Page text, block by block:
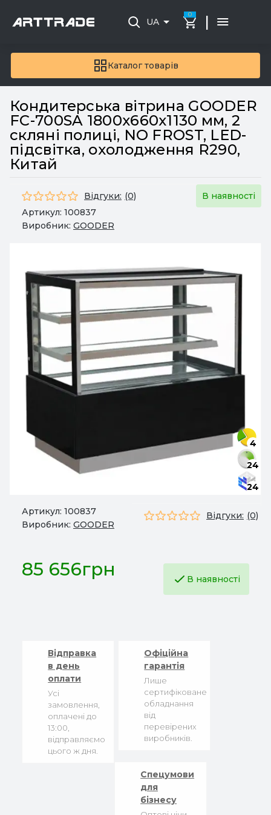
Каталог товарів
UA
0 |
Кондитерська вітрина GOODER
FC-700SA 1800х660х1130 мм, 2
скляні полиці, NO FROST, LED-
підсвітка, охолодження R290,
Китай
Відгуки: (0)
В наявності
Артикул: 100837
Виробник: GOODER
4
24
24
Артикул: 100837
Виробник: GOODER
Відгуки: (0)
85 656грн В наявності
Відправка
в день
оплати
Усі
замовлення,
оплачені до
13:00,
відправляємо
цього ж дня.
Офіційна
гарантія
Лише
сертифіковане
обладнання
від
перевірених
виробників.
Спецумови
для
бізнесу